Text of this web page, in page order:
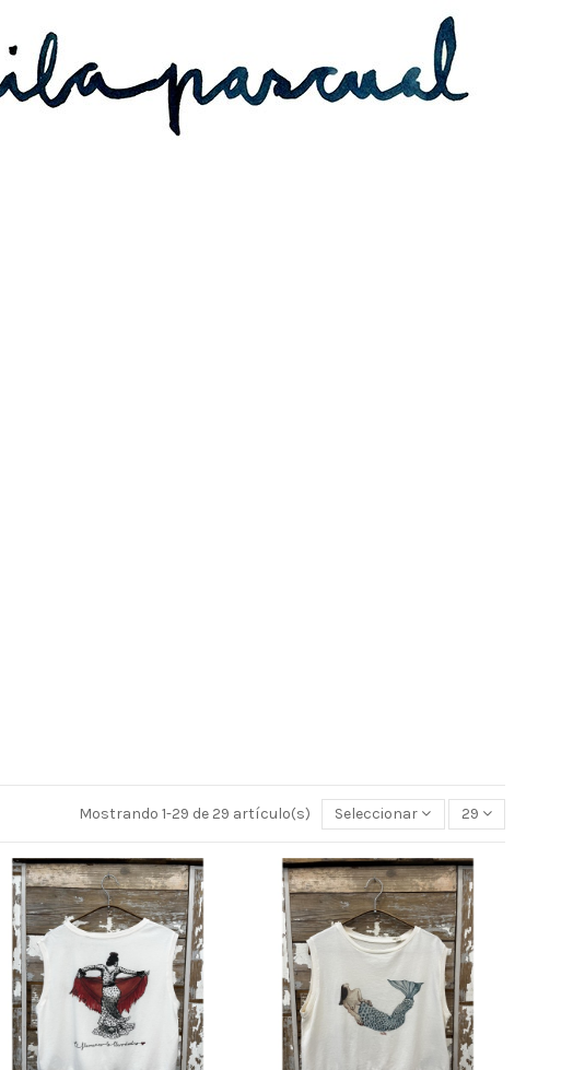
Mostrando 1-29 de 29 artículo(s) Seleccionar 29